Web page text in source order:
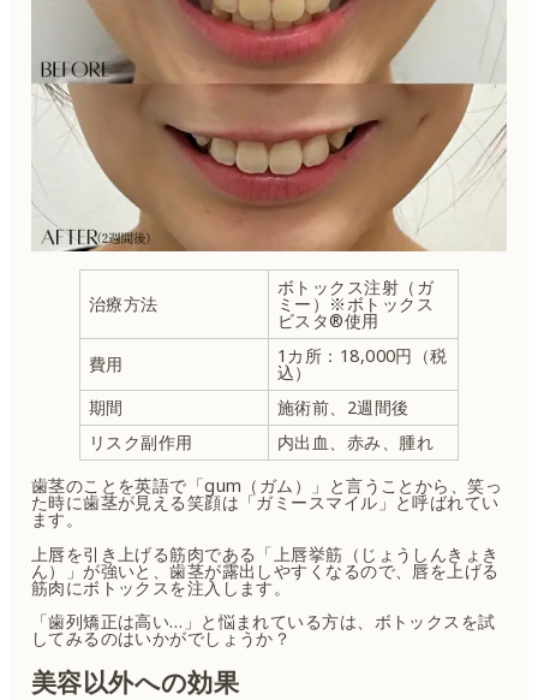
治療方法
ボトックス注射（ガ
ミー）※ボトックス
ビスタ®使用
費用
1カ所：18,000円（税
込）
期間
施術前、2週間後
リスク副作用
内出血、赤み、腫れ
歯茎のことを英語で「gum（ガム）」と言うことから、笑っ
た時に歯茎が見える笑顔は「ガミースマイル」と呼ばれてい
ます。
上唇を引き上げる筋肉である「上唇挙筋（じょうしんきょき
ん）」が強いと、歯茎が露出しやすくなるので、唇を上げる
筋肉にボトックスを注入します。
「歯列矯正は高い…」と悩まれている方は、ボトックスを試
してみるのはいかがでしょうか？
美容以外への効果